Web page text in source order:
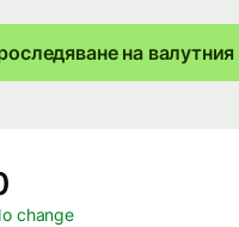
на валутния
change